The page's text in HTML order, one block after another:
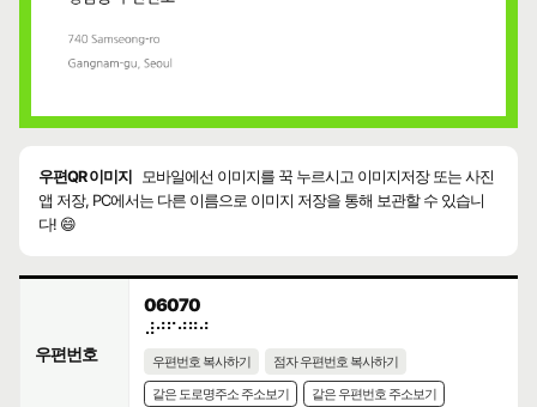
우편QR 이미지
모바일에선 이미지를 꾹 누르시고 이미지저장 또는 사진
앱 저장, PC에서는 다른 이름으로 이미지 저장을 통해 보관할 수 있습니
다! 😄
우편번호
06070
⠼⠚⠋⠚⠛⠚
우편번호 복사하기
점자 우편번호 복사하기
같은 도로명주소 주소보기
같은 우편번호 주소보기